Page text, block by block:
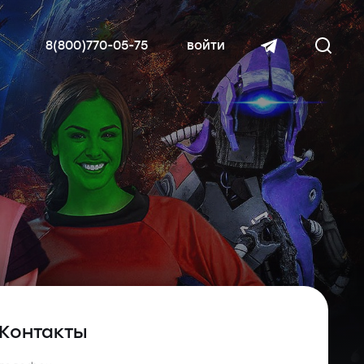
читать далее
8(800)770-05-75 войти
Контакты